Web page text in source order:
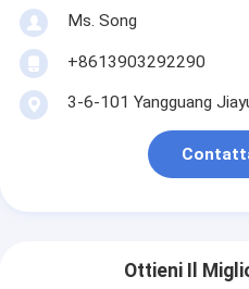
Ms. Song
+8613903292290
3-6-101 Yangguang
Ottieni Il